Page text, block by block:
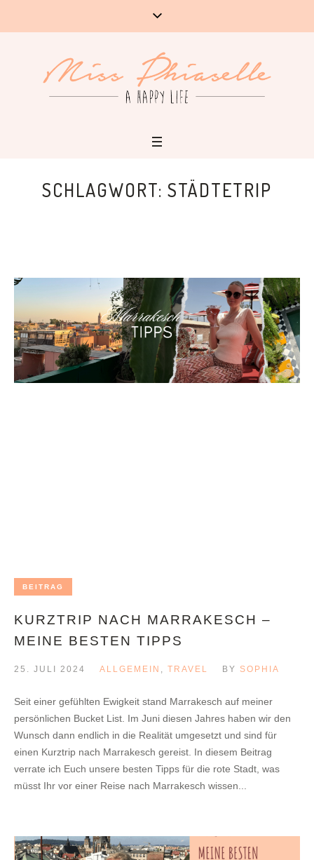
SCHLAGWORT: STÄDTETRIP
BEITRAG
KURZTRIP NACH MARRAKESCH –
MEINE BESTEN TIPPS
25. JULI 2024 ALLGEMEIN TRAVEL BY SOPHIA
Seit einer gefühlten Ewigkeit stand Marrakesch auf meiner
persönlichen Bucket List. Im Juni diesen Jahres haben wir den
Wunsch dann endlich in die Realität umgesetzt und sind für
einen Kurztrip nach Marrakesch gereist. In diesem Beitrag
verrate ich Euch unsere besten Tipps für die rote Stadt, was
müsst Ihr vor einer Reise nach Marrakesch wissen...